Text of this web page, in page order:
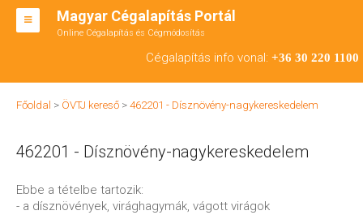
Magyar Cégalapítás Portál
Online Cégalapítás és Cégmódosítás
Cégalapítás info vonal: +36 30 220 1100
BT ALAPÍTÁS
CÉGMÓDOSÍTÁS
ÁTALAKULÁS
Főoldal > ÖVTJ kereső > 462201 - Dísznövény-nagykereskedelem
462201 - Dísznövény-nagykereskedelem
Ebbe a tételbe tartozik:
- a dísznövények, virághagymák, vágott virágok